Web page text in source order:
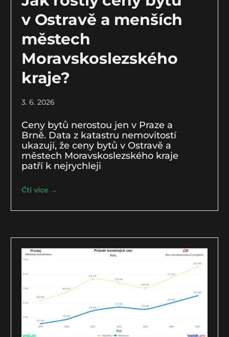
v Ostravě a menších
městech
Moravskoslezského
kraje?
3. 6. 2026
Ceny bytů nerostou jen v Praze a
Brně. Data z katastru nemovitostí
ukazují, že ceny bytů v Ostravě a
městech Moravskoslezského kraje
patří k nejrychleji